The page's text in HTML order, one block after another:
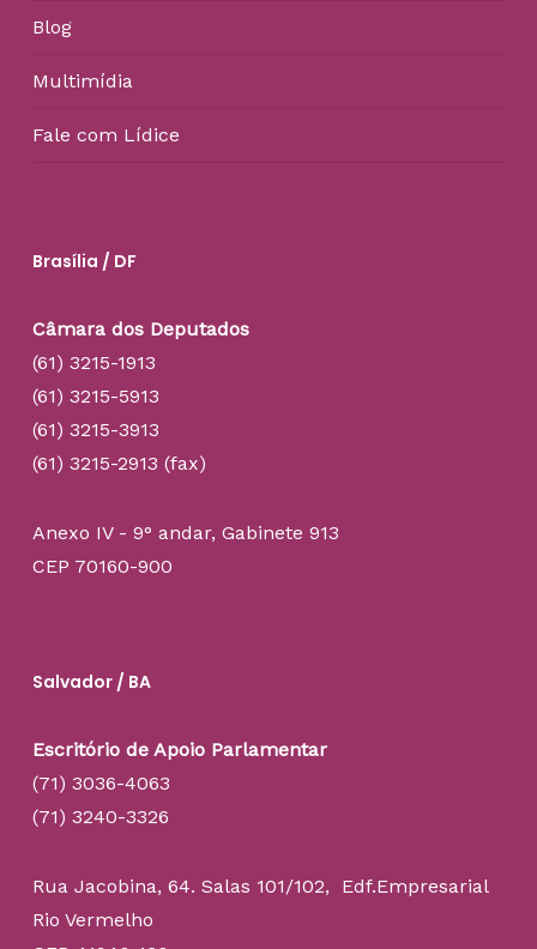
Blog
Multimídia
Fale com Lídice
Brasília / DF
Câmara dos Deputados
(61) 3215-1913
(61) 3215-5913
(61) 3215-3913
(61) 3215-2913 (fax)
Anexo IV - 9° andar, Gabinete 913
CEP 70160-900
Salvador / BA
Escritório de Apoio Parlamentar
(71) 3036-4063
(71) 3240-3326
Rua Jacobina, 64. Salas 101/102, Edf.Empresarial
Rio Vermelho